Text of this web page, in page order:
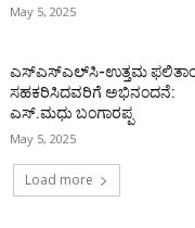
May 5, 2025
ಎಸ್‌ಎಸ್‌ಎಲ್‌ಸಿ-ಉತ್ತಮ
ಸಹಕರಿಸಿದವರಿಗೆ ಅಭಿನಂದನೆ:
ಎಸ್.ಮಧು ಬಂಗಾರಪ್ಪ
May 5, 2025
Load more